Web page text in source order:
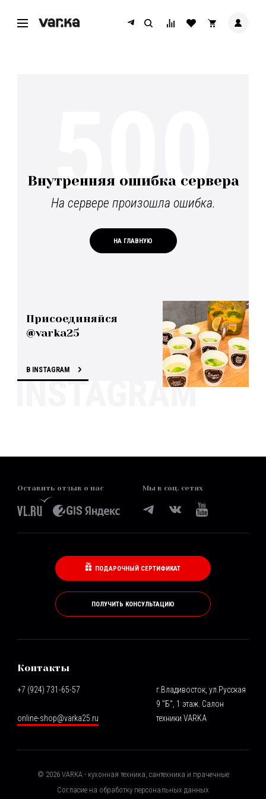
Внутренняя ошибка сервера
На сервере произошла ошибка.
НА ГЛАВНУЮ
500
Присоединяйся
@varka25
В INSTAGRAM
Оставить отзыв о нас Мы в соц. сетях
ПОДАРОЧНЫЙ СЕРТИФИКАТ
ПОЛУЧИТЬ КОНСУЛЬТАЦИЮ
Контакты
+7 (924) 731-65-57
online-shop@varka25.ru
г.Владивосток, ул.Русская
9 "Б", 1 этаж. Салон
техники VARKA
© 2026VARKA - кухонная техника, сантехника и прачечные
Согласие на обработку персональных данных